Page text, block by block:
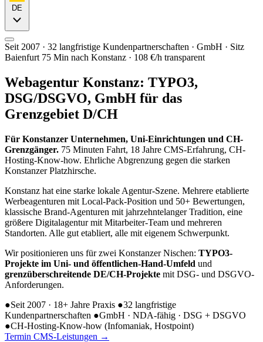
DE
Seit 2007 · 32 langfristige Kundenpartnerschaften · GmbH · Sitz
Baienfurt 75 Min nach Konstanz · 108 €/h transparent
Webagentur Konstanz: TYPO3,
DSG/DSGVO, GmbH für das
Grenzgebiet D/CH
Für Konstanzer Unternehmen, Uni-Einrichtungen und CH-
Grenzgänger. 75 Minuten Fahrt, 18 Jahre CMS-Erfahrung, CH-
Hosting-Know-how. Ehrliche Abgrenzung gegen die starken
Konstanzer Platzhirsche.
Konstanz hat eine starke lokale Agentur-Szene. Mehrere etablierte
Werbeagenturen mit Local-Pack-Position und 50+ Bewertungen,
klassische Brand-Agenturen mit jahrzehntelanger Tradition, eine
größere Digitalagentur mit Mitarbeiter-Team und mehreren
Standorten. Alle gut etabliert, alle mit eigenem Schwerpunkt.
Wir positionieren uns für zwei Konstanzer Nischen: TYPO3-
Projekte im Uni- und öffentlichen-Hand-Umfeld und
grenzüberschreitende DE/CH-Projekte mit DSG- und DSGVO-
Anforderungen.
●Seit 2007 · 18+ Jahre Praxis ●32 langfristige
Kundenpartnerschaften ●GmbH · NDA-fähig · DSG + DSGVO
●CH-Hosting-Know-how (Infomaniak, Hostpoint)
Termin CMS-Leistungen →